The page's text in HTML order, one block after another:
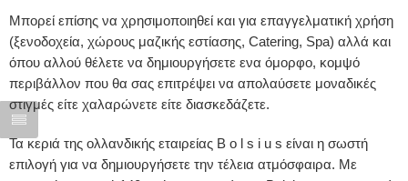
Μπορεί επίσης να χρησιμοποιηθεί και για επαγγελματική χρήση
(ξενοδοχεία, χώρους μαζικής εστίασης, Catering, Spa) αλλά και
όπου αλλού θέλετε να δημιουργήσετε ενα όμορφο, κομψό
περιβάλλον που θα σας επιτρέψει να απολαύσετε μοναδικές
στιγμές είτε χαλαρώνετε είτε διασκεδάζετε.
Τα κεριά της ολλανδικής εταιρείας B o l s i u s είναι η σωστή
επιλογή για να δημιουργήσετε την τέλεια ατμόσφαιρα. Με